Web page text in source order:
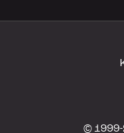
©